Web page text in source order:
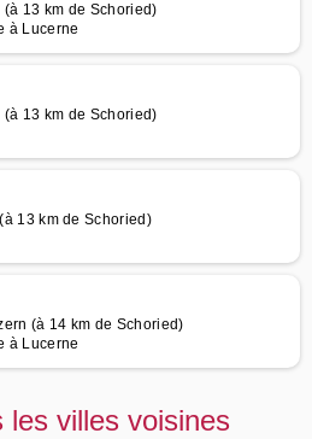
13 km de Schoried)
à Lucerne
13 km de Schoried)
13 km de Schoried)
(à 14 km de Schoried)
à Lucerne
les villes voisines